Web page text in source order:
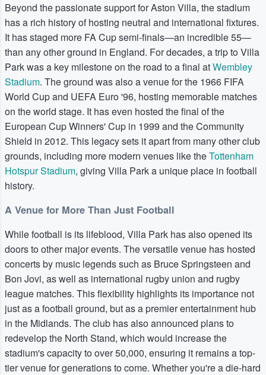
Beyond the passionate support for Aston Villa, the stadium
has a rich history of hosting neutral and international fixtures.
It has staged more FA Cup semi-finals—an incredible 55—
than any other ground in England. For decades, a trip to Villa
Park was a key milestone on the road to a final atWembley
Stadium. The ground was also a venue for the 1966 FIFA
World Cup and UEFA Euro '96, hosting memorable matches
on the world stage. It has even hosted the final of the
European Cup Winners' Cup in 1999 and the Community
Shield in 2012. This legacy sets it apart from many other club
grounds, including more modern venues like theTottenham
Hotspur Stadium, giving Villa Park a unique place in football
history.
A Venue for More Than Just Football
While football is its lifeblood, Villa Park has also opened its
doors to other major events. The versatile venue has hosted
concerts by music legends such as Bruce Springsteen and
Bon Jovi, as well as international rugby union and rugby
league matches. This flexibility highlights its importance not
just as a football ground, but as a premier entertainment hub
in the Midlands. The club has also announced plans to
redevelop the North Stand, which would increase the
stadium's capacity to over 50,000, ensuring it remains a top-
tier venue for generations to come. Whether you're a die-hard